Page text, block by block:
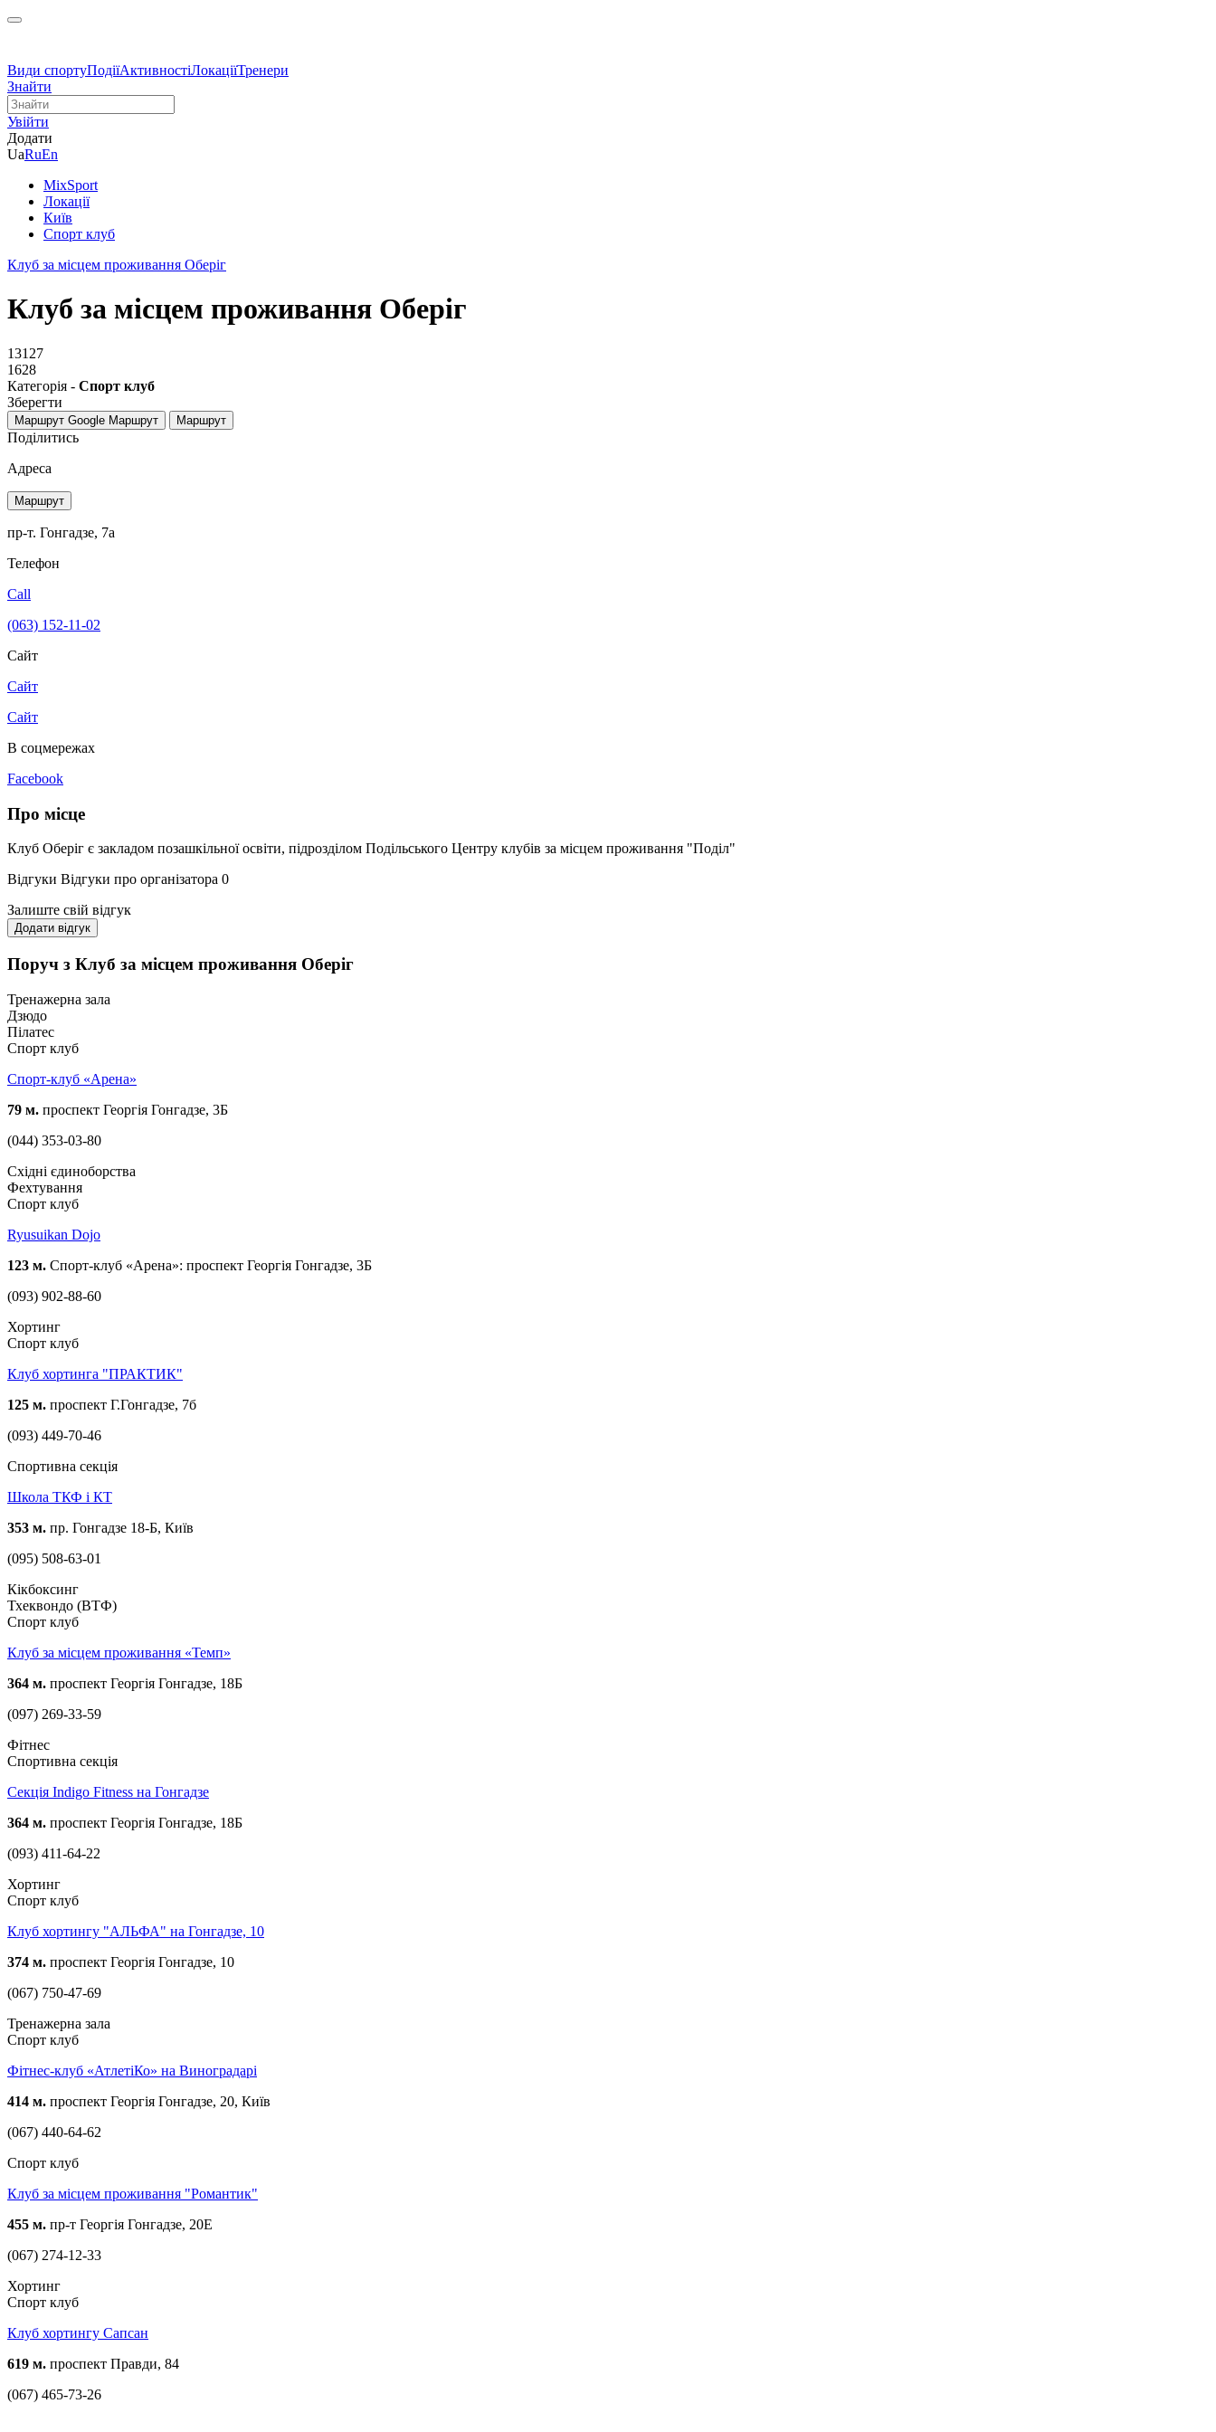
Види спортуПодіїАктивностіЛокаціїТренери
Знайти
Увійти
Додати
UaRuEn
MixSport
Локації
Київ
Спорт клуб
Клуб за місцем проживання Оберіг
Клуб за місцем проживання Оберіг
13127
1628
Категорія - Спорт клуб
Зберегти
Маршрут Google Маршрут Маршрут
Поділитись
Адреса
Маршрут
пр-т. Гонгадзе, 7а
Телефон
Call
(063) 152-11-02
Сайт
Сайт
Сайт
В соцмережах
Facebook
Про місце
Клуб Оберіг є закладом позашкільної освіти, підрозділом Подільського Центру клубів за місцем проживання "Поділ"
Відгуки Відгуки про організатора 0
Залиште свій відгук
Додати відгук
Поруч з Клуб за місцем проживання Оберіг
Тренажерна зала
Дзюдо
Пілатес
Спорт клуб
Спорт-клуб «Арена»
79 м. проспект Георгія Гонгадзе, 3Б
(044) 353-03-80
Східні єдиноборства
Фехтування
Спорт клуб
Ryusuikan Dojo
123 м. Спорт-клуб «Арена»: проспект Георгія Гонгадзе, 3Б
(093) 902-88-60
Хортинг
Спорт клуб
Клуб хортинга "ПРАКТИК"
125 м. проспект Г.Гонгадзе, 7б
(093) 449-70-46
Спортивна секція
Школа ТКФ і КТ
353 м. пр. Гонгадзе 18-Б, Київ
(095) 508-63-01
Кікбоксинг
Тхеквондо (ВТФ)
Спорт клуб
Клуб за місцем проживання «Темп»
364 м. проспект Георгія Гонгадзе, 18Б
(097) 269-33-59
Фітнес
Спортивна секція
Секція Indigo Fitness на Гонгадзе
364 м. проспект Георгія Гонгадзе, 18Б
(093) 411-64-22
Хортинг
Спорт клуб
Клуб хортингу "АЛЬФА" на Гонгадзе, 10
374 м. проспект Георгія Гонгадзе, 10
(067) 750-47-69
Тренажерна зала
Спорт клуб
Фітнес-клуб «АтлетіКо» на Виноградарі
414 м. проспект Георгія Гонгадзе, 20, Київ
(067) 440-64-62
Спорт клуб
Клуб за місцем проживання "Романтик"
455 м. пр-т Георгія Гонгадзе, 20Е
(067) 274-12-33
Хортинг
Спорт клуб
Клуб хортингу Сапсан
619 м. проспект Правди, 84
(067) 465-73-26